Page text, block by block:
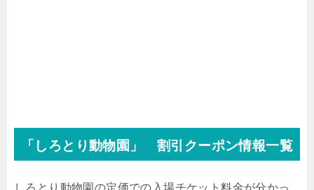
「しろとり動物園」 割引クーポン情報一覧
しろとり動物園の定価での入場チケット料金が分かっ